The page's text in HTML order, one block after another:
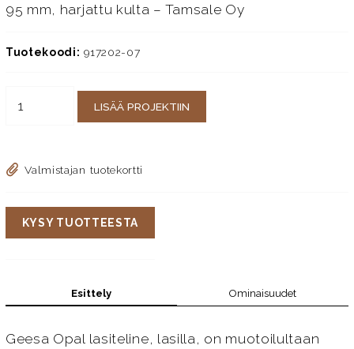
95 mm, harjattu kulta – Tamsale Oy
Tuotekoodi: 917202-07
LISÄÄ PROJEKTIIN
Valmistajan tuotekortti
KYSY TUOTTEESTA
Esittely Ominaisuudet
Geesa Opal lasiteline, lasilla, on muotoilultaan